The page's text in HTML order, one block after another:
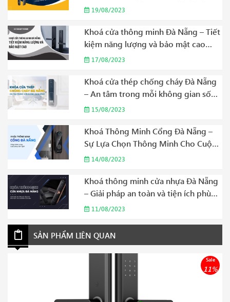
cấp Năm 2023
19/08/2023
Khoá cửa thông minh Đà Nẵng – Tiết
kiệm năng lượng và bảo mật cao
Năm 2023
17/08/2023
Khoá cửa thép chống cháy Đà Nẵng
– An tâm trong mỗi không gian sống
Năm 2023
15/08/2023
Khoá Thông Minh Cổng Đà Nẵng –
Sự Lựa Chọn Thông Minh Cho Cuộc
Sống Hiện Đại Năm 2023
14/08/2023
Khoá thông minh cửa nhựa Đà Nẵng
– Giải pháp an toàn và tiện ích phù
hợp cho gia đình của bạn Năm 2023
11/08/2023
SẢN PHẨM LIÊN QUAN
Sale
11%